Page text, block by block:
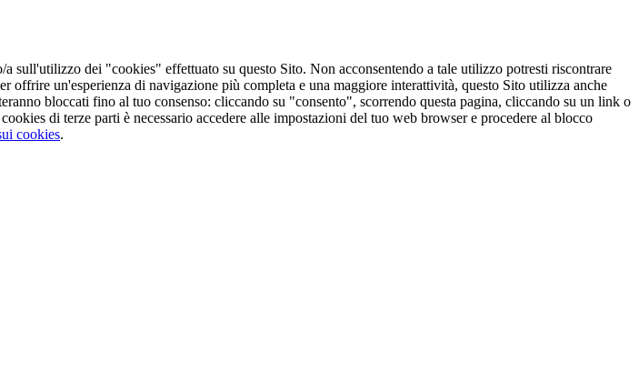
sull'utilizzo dei "cookies" effettuato su questo Sito. Non acconsentendo a tale utilizzo potresti riscontrare
un'esperienza di navigazione più completa e una maggiore interattività, questo Sito utilizza anche
bloccati fino al tuo consenso: cliccando su "consento", scorrendo questa pagina, cliccando su un link o
di terze parti è necessario accedere alle impostazioni del tuo web browser e procedere al blocco
cookies.